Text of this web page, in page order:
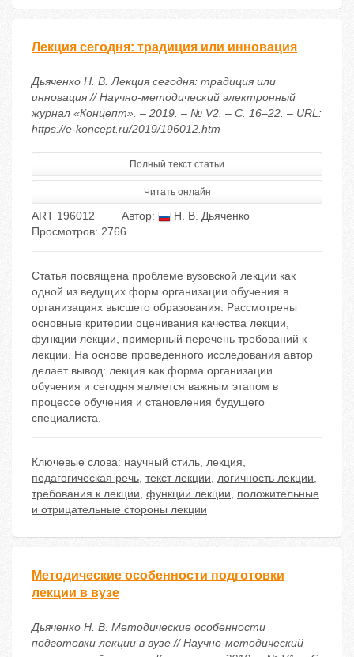
Лекция сегодня: традиция или инновация
Дьяченко Н. В. Лекция сегодня: традиция или
инновация // Научно-методический электронный
журнал «Концепт». – 2019. – № V2. – С. 16–22. – URL:
https://e-koncept.ru/2019/196012.htm
Полный текст статьи
Читать онлайн
ART 196012 Автор:
Н. В. Дьяченко
Просмотров: 2766
Статья посвящена проблеме вузовской лекции как
одной из ведущих форм организации обучения в
организациях высшего образования. Рассмотрены
основные критерии оценивания качества лекции,
функции лекции, примерный перечень требований к
лекции. На основе проведенного исследования автор
делает вывод: лекция как форма организации
обучения и сегодня является важным этапом в
процессе обучения и становления будущего
специалиста.
Ключевые слова: научный стиль, лекция,
педагогическая речь, текст лекции, логичность лекции,
требования к лекции, функции лекции, положительные
и отрицательные стороны лекции
Методические особенности подготовки
лекции в вузе
Дьяченко Н. В. Методические особенности
подготовки лекции в вузе // Научно-методический